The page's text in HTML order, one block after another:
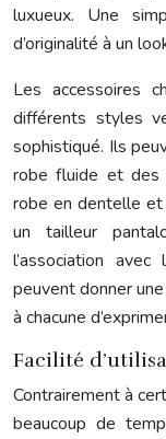
luxueux. Une
d’originalité à un
Les accessoires
différents styles
sophistiqué. Ils
robe fluide et des
robe en dentelle et
un tailleur
l’association
peuvent donner
à chacune
Facilité
Contrairement à
beaucoup de